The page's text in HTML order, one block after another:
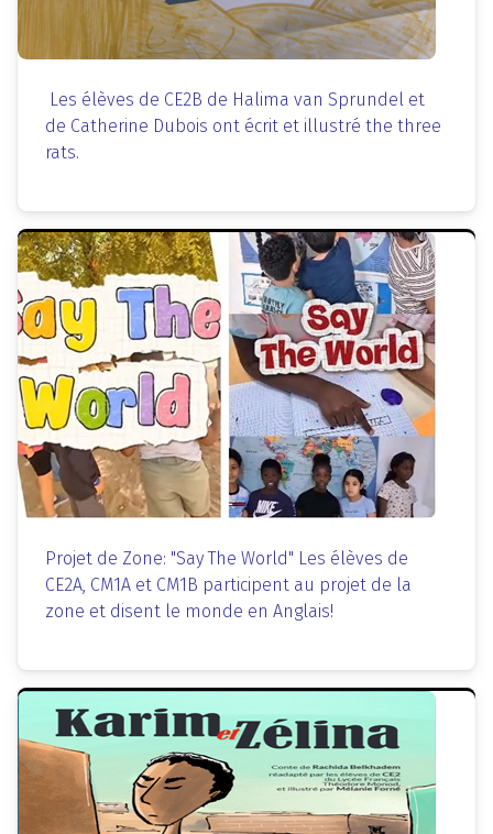
Les élèves de CE2B de Halima van Sprundel et
de Catherine Dubois ont écrit et illustré the three
rats.
Projet de Zone: "Say The World" Les élèves de
CE2A, CM1A et CM1B participent au projet de la
zone et disent le monde en Anglais!